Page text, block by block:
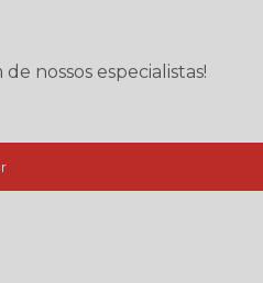
nossos especialistas!